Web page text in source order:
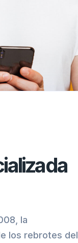
la
los rebrotes del